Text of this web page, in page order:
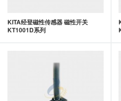
KITA经登磁性传感器 磁性开关
KT1001D系列